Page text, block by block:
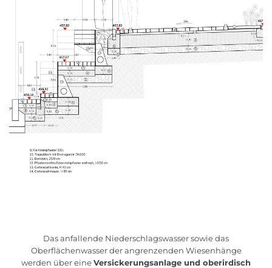
Das anfallende Niederschlagswasser sowie das
Oberflächenwasser der angrenzenden Wiesenhänge
werden über eineVersickerungsanlage und oberirdisch